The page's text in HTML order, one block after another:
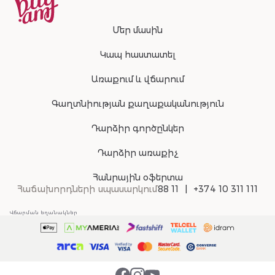
Մեր մասին
Կապ հաստատել
Առաքում և վճարում
Գաղտնիության քաղաքականություն
Դարձիր գործընկեր
Դարձիր առաքիչ
Հանրային օֆերտա
Հաճախորդների սպասարկում88 11 +374 10 311 111
Վճարման եղանակներ